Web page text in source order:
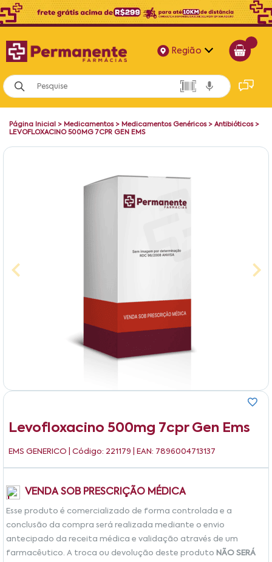
Região
Alagoas
Bahia
Página Inicial > Medicamentos> Medicamentos Genéricos> Antibióticos>
LEVOFLOXACINO 500MG 7CPR GEN EMS
Levofloxacino 500mg 7cpr Gen Ems
EMS GENERICO | Código: 221179 | EAN: 7896004713137
VENDA SOB PRESCRIÇÃO MÉDICA
Esse produto é comercializado de forma controlada e a
conclusão da compra será realizada mediante o envio
antecipado da receita médica e validação através de um
farmacêutico. A troca ou devolução deste produto NÃO SERÁ